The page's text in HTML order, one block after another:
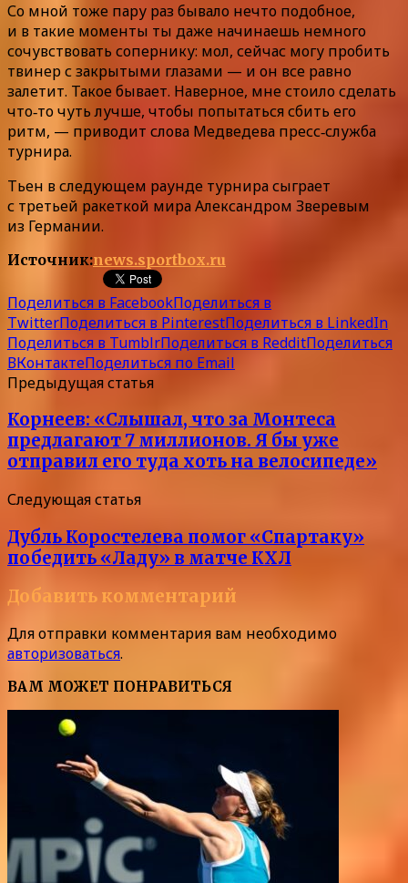
Со мной тоже пару раз бывало нечто подобное,
и в такие моменты ты даже начинаешь немного
сочувствовать сопернику: мол, сейчас могу пробить
твинер с закрытыми глазами — и он все равно
залетит. Такое бывает. Наверное, мне стоило сделать
что‑то чуть лучше, чтобы попытаться сбить его
ритм, — приводит слова Медведева пресс‑служба
турнира.
Тьен в следующем раунде турнира сыграет
с третьей ракеткой мира Александром Зверевым
из Германии.
Источник:news.sportbox.ru
Поделиться в FacebookПоделиться в
TwitterПоделиться в PinterestПоделиться в LinkedIn
Поделиться в TumblrПоделиться в RedditПоделиться
ВКонтактеПоделиться по Email
Предыдущая статья
Корнеев: «Слышал, что за Монтеса
предлагают 7 миллионов. Я бы уже
отправил его туда хоть на велосипеде»
Следующая статья
Дубль Коростелева помог «Спартаку»
победить «Ладу» в матче КХЛ
Добавить комментарий
Для отправки комментария вам необходимо
авторизоваться.
ВАМ МОЖЕТ ПОНРАВИТЬСЯ